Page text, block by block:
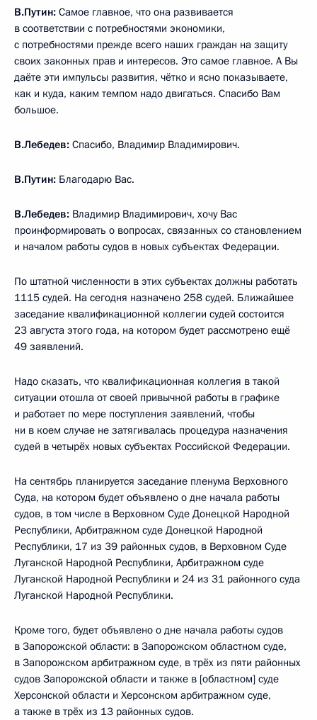
В.Путин: Самое главное, что она развивается
в соответствии с потребностями экономики,
с потребностями прежде всего наших граждан на защиту
своих законных прав и интересов. Это самое главное. А Вы
даёте эти импульсы развития, чётко и ясно показываете,
как и куда, каким темпом надо двигаться. Спасибо Вам
большое.
В.Лебедев: Спасибо, Владимир Владимирович.
В.Путин: Благодарю Вас.
В.Лебедев: Владимир Владимирович, хочу Вас
проинформировать о вопросах, связанных со становлением
и началом работы судов в новых субъектах Федерации.
По штатной численности в этих субъектах должны работать
1115 судей. На сегодня назначено 258 судей. Ближайшее
заседание квалификационной коллегии судей состоится
23 августа этого года, на котором будет рассмотрено ещё
49 заявлений.
Надо сказать, что квалификационная коллегия в такой
ситуации отошла от своей привычной работы в графике
и работает по мере поступления заявлений, чтобы
ни в коем случае не затягивалась процедура назначения
судей в четырёх новых субъектах Российской Федерации.
На сентябрь планируется заседание пленума Верховного
Суда, на котором будет объявлено о дне начала работы
судов, в том числе в Верховном Суде Донецкой Народной
Республики, Арбитражном суде Донецкой Народной
Республики, 17 из 39 районных судов, в Верховном Суде
Луганской Народной Республики, Арбитражном суде
Луганской Народной Республики и 24 из 31 районного суда
Луганской Народной Республики.
Кроме того, будет объявлено о дне начала работы судов
в Запорожской области: в Запорожском областном суде,
в Запорожском арбитражном суде, в трёх из пяти районных
судов Запорожской области и также в [областном] суде
Херсонской области и Херсонском арбитражном суде,
а также в трёх из 13 районных судов.